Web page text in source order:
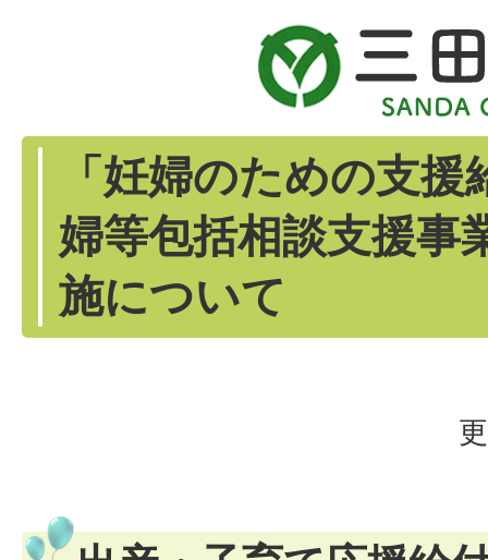
「妊婦のための支
婦等包括相談支援事
施について